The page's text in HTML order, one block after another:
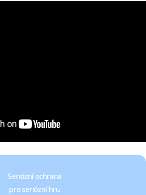
Seriózní ochrana
pro seriózní hru